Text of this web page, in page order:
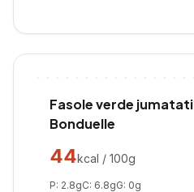
Fasole verde jumatati
Bonduelle
44kcal / 100g
P: 2.8gC: 6.8gG: 0g